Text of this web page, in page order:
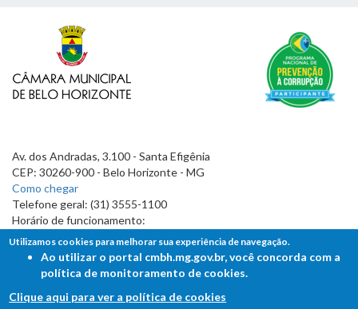
Av. dos Andradas, 3.100 - Santa Efigênia
CEP: 30260-900 - Belo Horizonte - MG
Como chegar
Telefone geral: (31) 3555-1100
Horário de funcionamento:
7h às 19h
Utilizamos cookies para melhorar sua experiência de navegação.
Ao utilizar o portal cmbh.mg.gov.br, você concorda com a
política de monitoramento de cookies.
Clique aqui para ver a política de cookies